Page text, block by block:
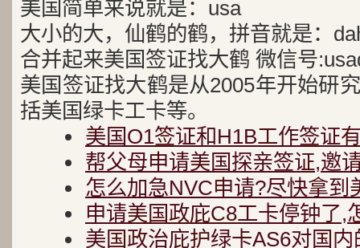
美国简单来说就是：usa
大小的大，仙鹤的鹤，拼音就是：
合并起来美国签证找大鹤 微信号
美国签证找大鹤是从2005年开始研
括美国绿卡工卡等。
美国O1签证和H1B工作签证
帮父母申请美国探亲签证,邀
怎么加急NVC申请?尽快拿到
申请美国政庇C8工卡停钟了,
美国政治庇护绿卡AS6对国